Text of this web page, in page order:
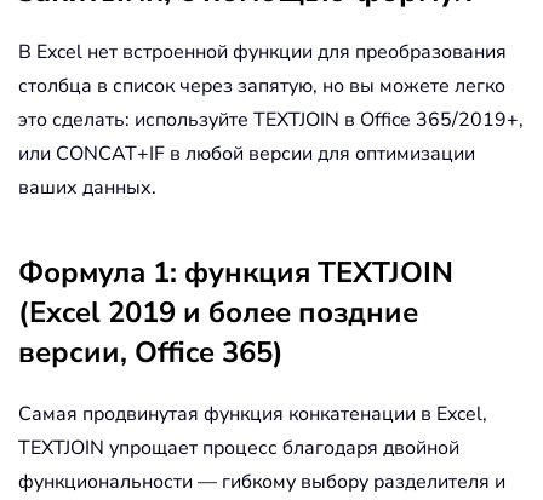
В Excel нет встроенной функции для преобразования
столбца в список через запятую, но вы можете легко
это сделать: используйте TEXTJOIN в Office 365/2019+,
или CONCAT+IF в любой версии для оптимизации
ваших данных.
Формула 1: функция TEXTJOIN
(Excel 2019 и более поздние
версии, Office 365)
Самая продвинутая функция конкатенации в Excel,
TEXTJOIN упрощает процесс благодаря двойной
функциональности — гибкому выбору разделителя и